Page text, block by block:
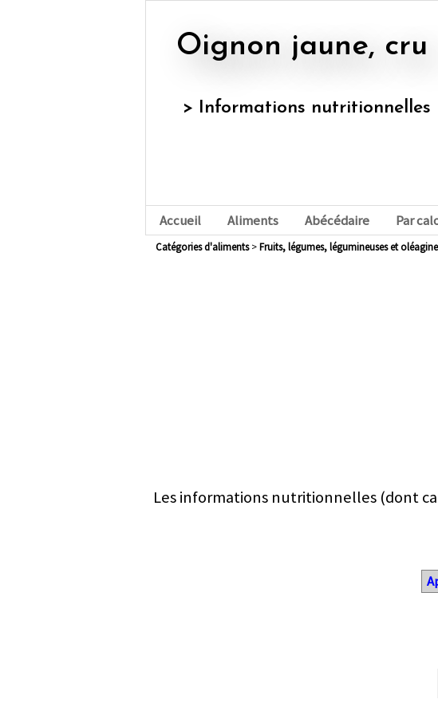
Oignon jaune, cru
> Informations nutritionnelles
Accueil Aliments Abécédaire Par
Catégories d'aliments> fruits, légumes, légumineuses et
Les informations nutritionnelles (dont